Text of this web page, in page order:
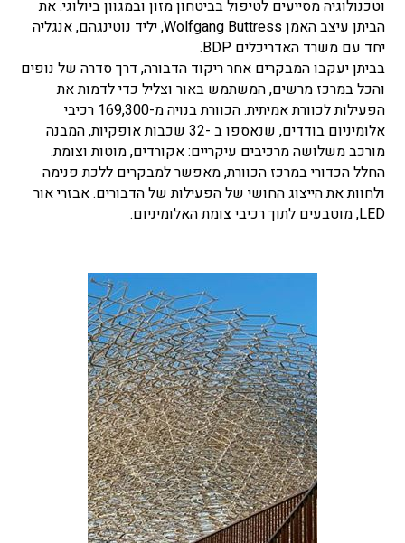
וטכנולוגיה מסייעים לטיפול בביטחון מזון ובמגוון ביולוגי. את
הביתן עיצב האמן Wolfgang Buttress, יליד נוטינגהם, אנגליה
יחד עם משרד האדריכלים BDP.
בביתן יעקבו המבקרים אחר ריקוד הדבורה, דרך סדרה של נופים
והכל במרכז מרשים, המשתמש באור וצליל כדי לדמות את
הפעילות לכוורת אמיתית. הכוורת בנויה מ-169,300 רכיבי
אלומיניום בודדים, שנאספו ב -32 שכבות אופקיות, המבנה
מורכב משלושה מרכיבים עיקריים: אקורדים, מוטות וצומת.
החלל הכדורי במרכז הכוורת, מאפשר למבקרים ללכת פנימה
ולחוות את הייצוג החושי של הפעילות של הדבורים. אבזרי אור
LED, מוטבעים לתוך רכיבי צומת האלומיניום.